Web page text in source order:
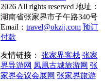
2026 All rights reserved 地址：
湖南省张家界市子午路340号
Email： travel@okzjj.com 预订
付款
友情链接： 张家界客栈 张家
界导游网 凤凰古城旅游网 张
家界会议会展网 张家界旅游